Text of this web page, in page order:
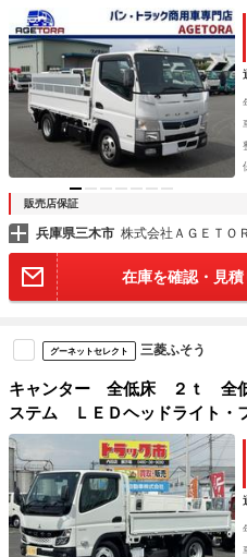
道発進補助・ＡＳＲ・左電格ミ
ＰＧ・荷台寸法３０１×１６１×
販売店保証
兵庫県三木市 株式会社ＡＧＥＴＯ
在庫を確認・見
グーネットセレクト 三菱ふそう
キャンター 全低床 ２ｔ
ステム ＬＥＤヘッドライト・
ー 液晶メーター キーフリー
ラ アイドリングストップ